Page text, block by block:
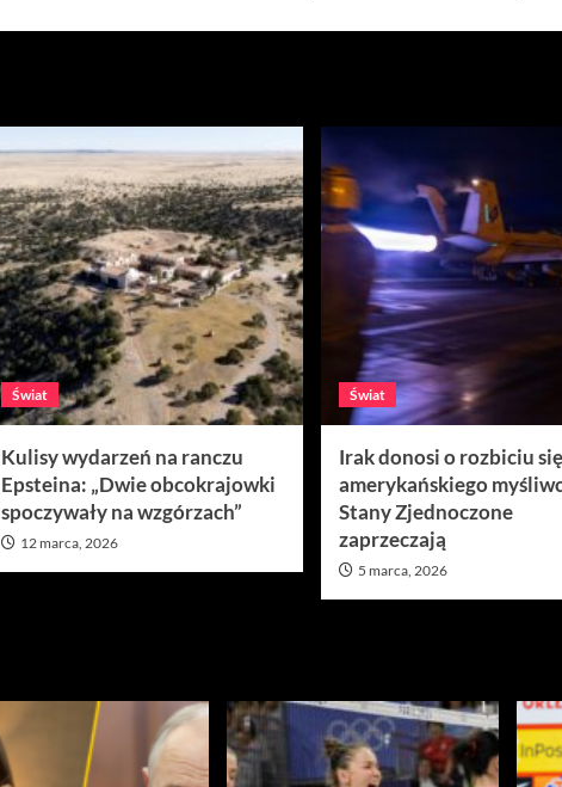
Świat
Kulisy wydarzeń na ranczu
Epsteina: „Dwie obcokrajowki
spoczywały na wzgórzach”
12 marca, 2026
Świat
Irak donosi o rozbiciu się
amerykańskiego
Stany Zjednoczone
zaprzeczają
5 marca, 2026